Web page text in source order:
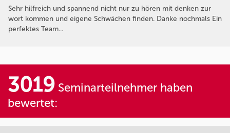
3019 Seminarteilnehmer haben
bewertet:
Sehr hilfreich und spannend nicht nur zu hören mit denken zur
wort kommen und eigene Schwächen finden. Danke nochmals Ein
perfektes Team...